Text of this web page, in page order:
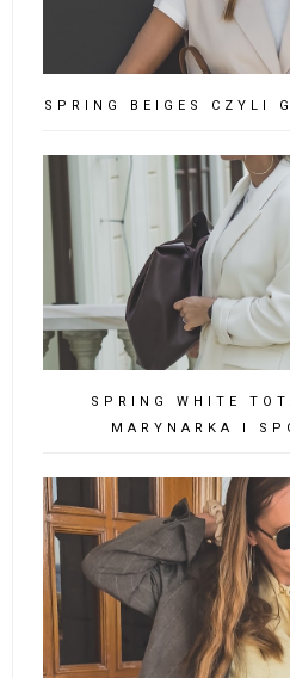
SPRING BEIGES CZYLI
SPRING WHITE
MARYNARKA I